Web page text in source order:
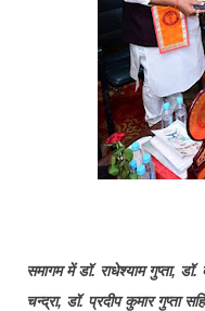
समागम में डॉ. राधेश्याम गुप्ता,
चन्द्रा, डॉ. प्रदीप कुमार गुप्ता